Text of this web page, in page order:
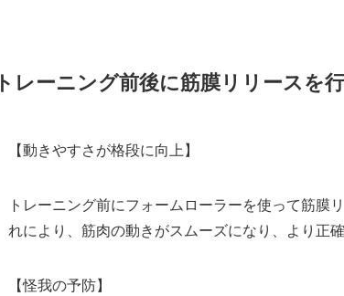
トレーニング前後に筋膜リリースを
【動きやすさが格段に向上】
トレーニング前にフォームローラーを使って筋膜
れにより、筋肉の動きがスムーズになり、より正
【怪我の予防】